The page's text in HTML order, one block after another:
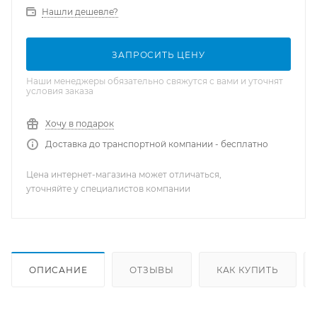
Нашли дешевле?
ЗАПРОСИТЬ ЦЕНУ
Наши менеджеры обязательно свяжутся с вами и уточнят
условия заказа
Хочу в подарок
Доставка до транспортной компании - бесплатно
Цена интернет-магазина может отличаться,
уточняйте у специалистов компании
ОПИСАНИЕ ОТЗЫВЫ КАК КУПИТЬ